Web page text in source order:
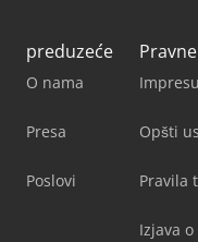
preduzeće
O nama
Presa
Poslovi
Opšti
Pravila
Izjava